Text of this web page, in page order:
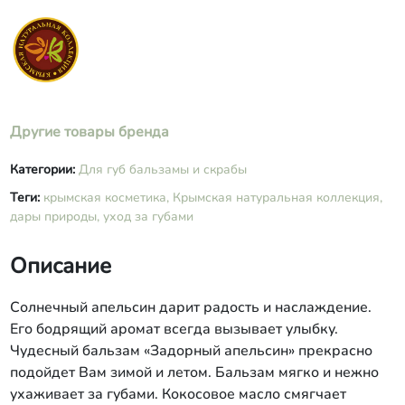
эфирное масло лимона, экстракт
СО2.
Другие товары бренда
Категории: Для губ бальзамы и скрабы
Теги: крымская косметика, Крымская натуральная коллекция,
дары природы, уход за губами
Описание
Солнечный апельсин дарит радость и наслаждение.
Его бодрящий аромат всегда вызывает улыбку.
Чудесный бальзам «Задорный апельсин» прекрасно
подойдет Вам зимой и летом. Бальзам мягко и нежно
ухаживает за губами. Кокосовое масло смягчает